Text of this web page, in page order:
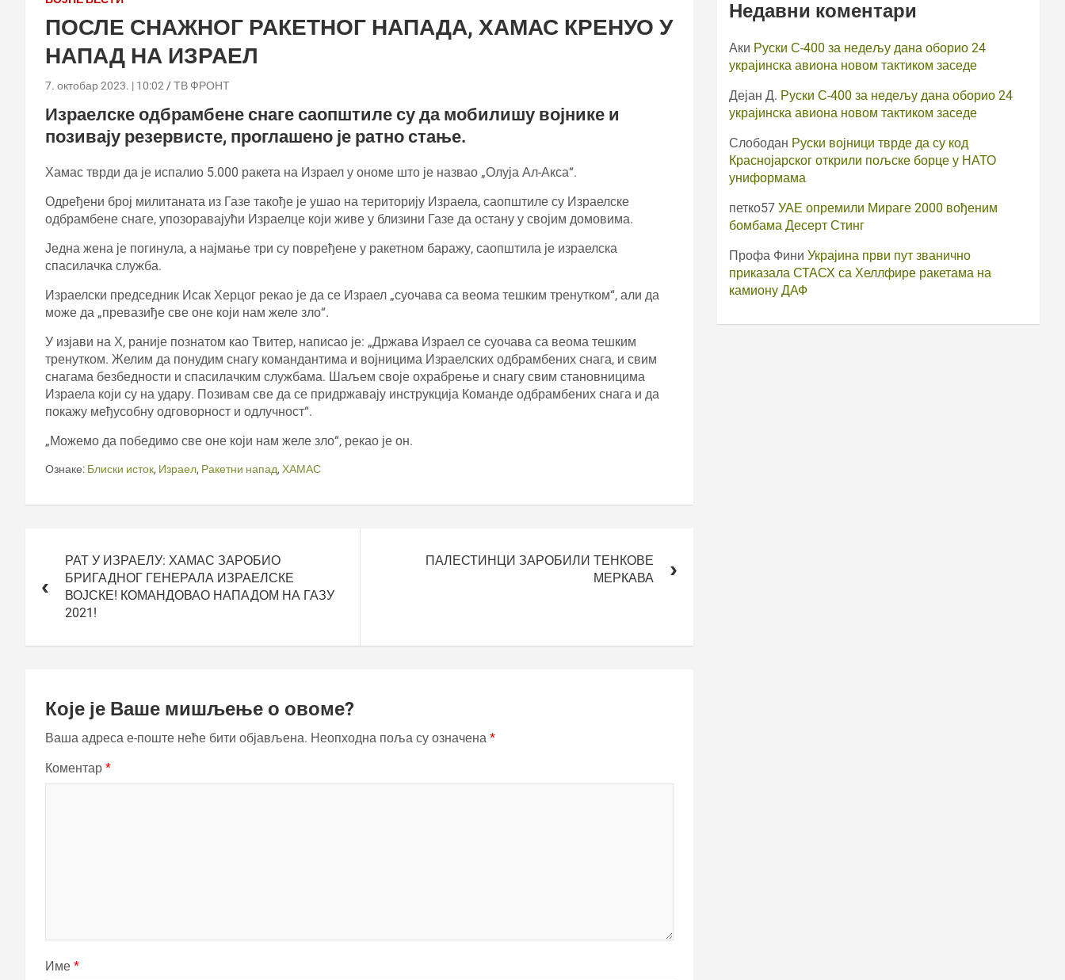
ПОСЛЕ СНАЖНОГ РАКЕТНОГ НАПАДА, ХАМАС КРЕНУО У
НАПАД НА ИЗРАЕЛ
7. октобар 2023. | 10:02 ТВ ФРОНТ
Израелске одбрамбене снаге саопштиле су да мобилишу војнике и
позивају резервисте, проглашено је ратно стање.
Хамас тврди да је испалио 5.000 ракета на Израел у ономе што је назвао „Олуја Ал-Акса“.
Одређени број милитаната из Газе такође је ушао на територију Израела, саопштиле су Израелске
одбрамбене снаге, упозоравајући Израелце који живе у близини Газе да остану у својим домовима.
Једна жена је погинула, а најмање три су повређене у ракетном баражу, саопштила је израелска
спасилачка служба.
Израелски председник Исак Херцог рекао је да се Израел „суочава са веома тешким тренутком“, али да
може да „превазиђе све оне који нам желе зло“.
У изјави на Х, раније познатом као Твитер, написао је: „Држава Израел се суочава са веома тешким
тренутком. Желим да понудим снагу командантима и војницима Израелских одбрамбених снага, и свим
снагама безбедности и спасилачким службама. Шаљем своје охрабрење и снагу свим становницима
Израела који су на удару. Позивам све да се придржавају инструкција Команде одбрамбених снага и да
покажу међусобну одговорност и одлучност“.
„Можемо да победимо све оне који нам желе зло“, рекао је он.
Ознаке: Блиски исток, Израел, Ракетни напад, ХАМАС
чланкаРАТ У ИЗРАЕЛУ: ХАМАС ЗАРОБИО
БРИГАДНОГ ГЕНЕРАЛА ИЗРАЕЛСКЕ
ВОЈСКЕ! КОМАНДОВАО НАПАДОМ НА ГАЗУ
2021!
ПАЛЕСТИНЦИ ЗАРОБИЛИ ТЕНКОВЕ
МЕРКАВА
Које је Ваше мишљење о овоме?
Ваша адреса е-поште неће бити објављена. Неопходна поља су означена *
Коментар *
Име *
Недавни коментари
Аки Руски С-400 за недељу дана оборио 24
украјинска авиона новом тактиком заседе
Дејан Д. Руски С-400 за недељу дана оборио 24
украјинска авиона новом тактиком заседе
Слободан Руски војници тврде да су код
Краснојарског открили пољске борце у НАТО
униформама
петко57 УАЕ опремили Мираге 2000 вођеним
бомбама Десерт Стинг
Профа Фини Украјина први пут званично
приказала СТАСХ са Хеллфире ракетама на
камиону ДАФ